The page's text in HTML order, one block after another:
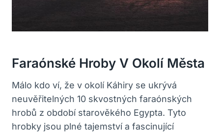
Faraónské Hroby V Okolí Města
Málo kdo ví, že v okolí Káhiry se ukrývá
neuvěřitelných 10 skvostných faraónských
hrobů z období starověkého Egypta. Tyto
hrobky jsou plné tajemství a fascinující